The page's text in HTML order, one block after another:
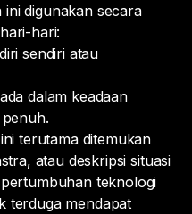
ini digunakan secara
hari:
sendiri atau
dalam keadaan
terutama ditemukan
atau deskripsi situasi
teknologi
terduga mendapat